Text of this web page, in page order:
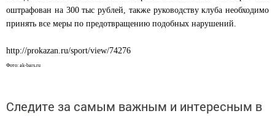
оштрафован на 300 тыс рублей, также руководству клуба необходимо
принять все меры по предотвращению подобных нарушений.
http://prokazan.ru/sport/view/74276
Фото: ak-bars.ru
Следите за самым важным и интересным в